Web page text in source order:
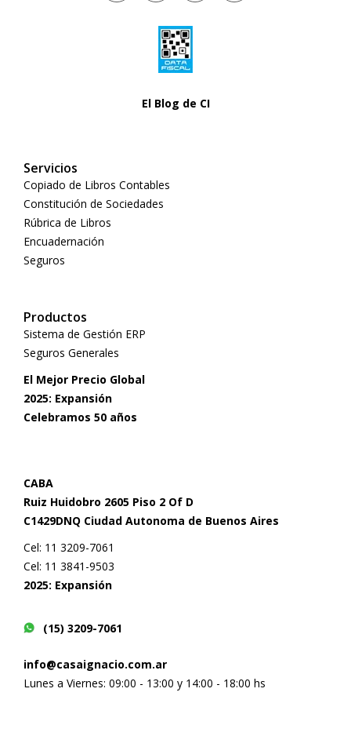
El Blog de CI
Servicios
Copiado de Libros Contables
Constitución de Sociedades
Rúbrica de Libros
Encuadernación
Seguros
Productos
Sistema de Gestión ERP
Seguros Generales
El Mejor Precio Global
2025: Expansión
Celebramos 50 años
CABA
Ruiz Huidobro 2605 Piso 2 Of D
C1429DNQ Ciudad Autonoma de Buenos Aires
Cel: 11 3209-7061
Cel: 11 3841-9503
2025: Expansión
(15) 3209-7061
info@casaignacio.com.ar
Lunes a Viernes: 09:00 - 13:00 y 14:00 - 18:00 hs